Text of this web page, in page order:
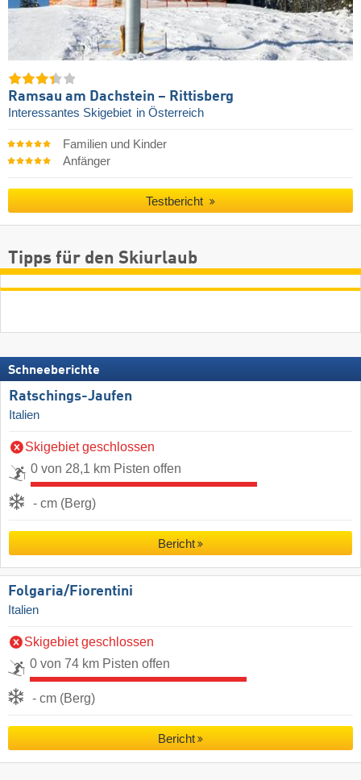
Ramsau am Dachstein – Rittisberg
Interessantes Skigebiet in Österreich
Familien und Kinder
Anfänger
Testbericht
Tipps für den Skiurlaub
Schneeberichte
Ratschings-Jaufen
Italien
Skigebiet geschlossen
0 von 28,1 km Pisten offen
- cm (Berg)
Bericht
Folgaria/​Fiorentini
Italien
Skigebiet geschlossen
0 von 74 km Pisten offen
- cm (Berg)
Bericht